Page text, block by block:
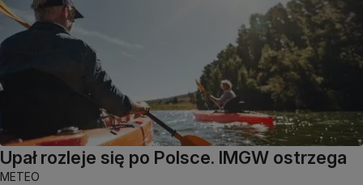
Upał rozleje się po Polsce. IMGW ostrzega
METEO